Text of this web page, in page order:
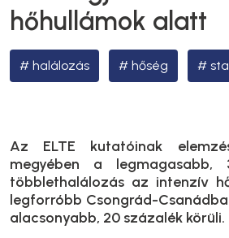
hőhullámok alatt
halálozás hőség
Az ELTE kutatóinak
megyében a legmagasabb,
többlethalálozás az intenzív
legforróbb Csongrád-
alacsonyabb, 20 százalék körüli.